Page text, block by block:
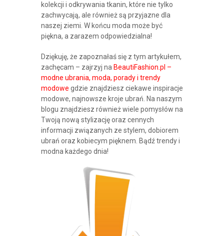
kolekcji i odkrywania tkanin, które nie tylko
zachwycają, ale również są przyjazne dla
naszej ziemi. W końcu moda może być
piękna, a zarazem odpowiedzialna!
Dziękuję, że zapoznałaś się z tym artykułem,
zachęcam – zajrzyj na BeautiFashion.pl –
modne ubrania, moda, porady i trendy
modowe gdzie znajdziesz ciekawe inspiracje
modowe, najnowsze kroje ubrań. Na naszym
blogu znajdziesz również wiele pomysłów na
Twoją nową stylizację oraz cennych
informacji związanych ze stylem, dobiorem
ubrań oraz kobiecym pięknem. Bądź trendy i
modna każdego dnia!